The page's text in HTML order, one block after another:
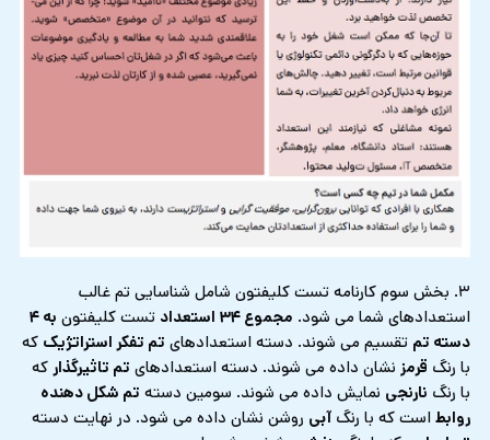
۳. بخش سوم کارنامه تست کلیفتون شامل شناسایی تم غالب
استعدادهای شما می شود. مجموع ۳۴ استعداد تست کلیفتون
به ۴
دسته تم تقسیم می شوند. دسته استعدادهای تم تفکر استراتژیک که
با رنگ قرمز نشان داده می شوند. دسته استعدادهای تم تاثیرگذار که
با رنگ نارنجی نمایش داده می شوند. سومین دسته تم شکل دهنده
روابطاست که با رنگ آبی روشن نشان داده می شود. در نهایت دسته